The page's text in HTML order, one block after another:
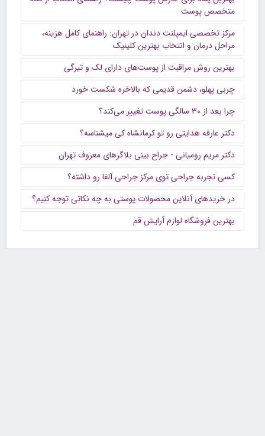
متخصص پوست
مرکز تخصصی ایمپلنت دندان در تهران: راهنمای کامل هزینه،
مراحل درمان و انتخاب بهترین کلینیک
بهترین روش مراقبت از پوست‌های دارای لک و تیرگی
چربی پهلو، دشمن قدیمی که بالاخره شکست خورد
چرا بعد از ۳۰ سالگی پوست تغییر می‌کند؟
دکتر عارفه هدایتی رو تو کرمانشاه کی میشناسه؟
دکتر مریم رومیانی - جراح بینی بلاگرهای معروف تهران
کسی تجربه جراحی توی مرکز جراحی آلفا رو داشته؟
در خریدهای آنلاین محصولات پوستی به چه نکاتی توجه کنیم؟
بهترین فروشگاه لوازم آرایش قم